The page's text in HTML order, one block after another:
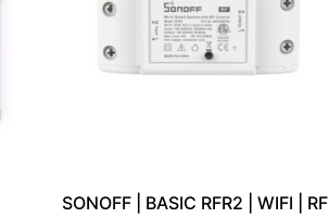
SONOFF | BASIC RFR2 | WIFI | RF